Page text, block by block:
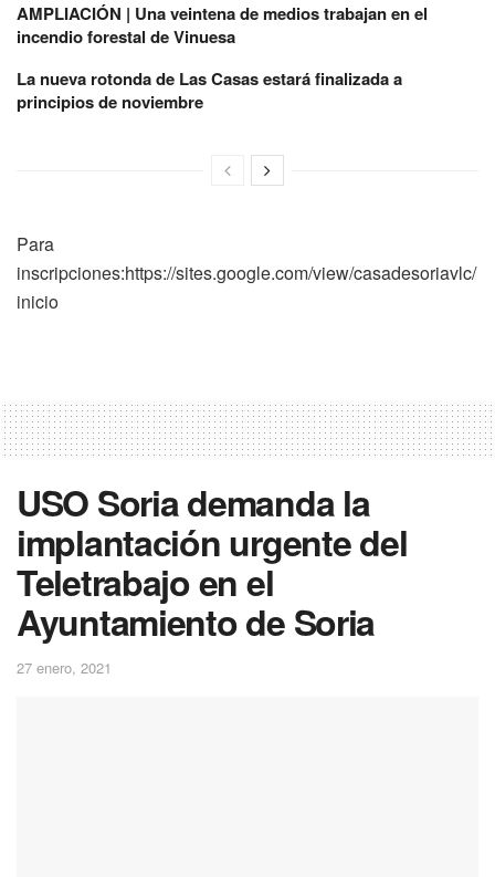
AMPLIACIÓN | Una veintena de medios trabajan en el
incendio forestal de Vinuesa
La nueva rotonda de Las Casas estará finalizada a
principios de noviembre
Para
inscripciones:https://sites.google.com/view/casadesoriavlc/
inicio
USO Soria demanda la
implantación urgente del
Teletrabajo en el
Ayuntamiento de Soria
27 enero, 2021